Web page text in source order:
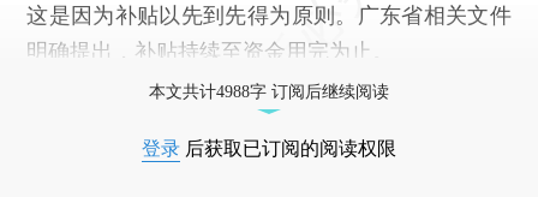
这是因为补贴以先到先得为原则。广东省相关文件
明确提出，补贴持续至资金用完为止。
本文共计4988字 订阅后继续阅读
登录 后获取已订阅的阅读权限